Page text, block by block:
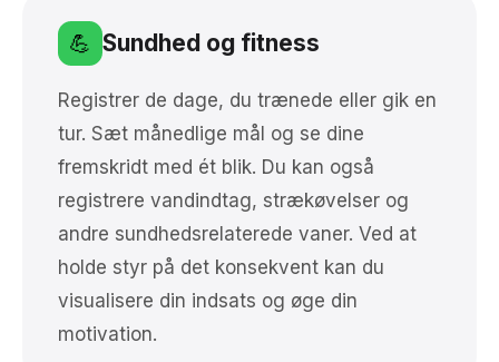
💪 Sundhed og fitness
Registrer de dage, du trænede eller gik en
tur. Sæt månedlige mål og se dine
fremskridt med ét blik. Du kan også
registrere vandindtag, strækøvelser og
andre sundhedsrelaterede vaner. Ved at
holde styr på det konsekvent kan du
visualisere din indsats og øge din
motivation.